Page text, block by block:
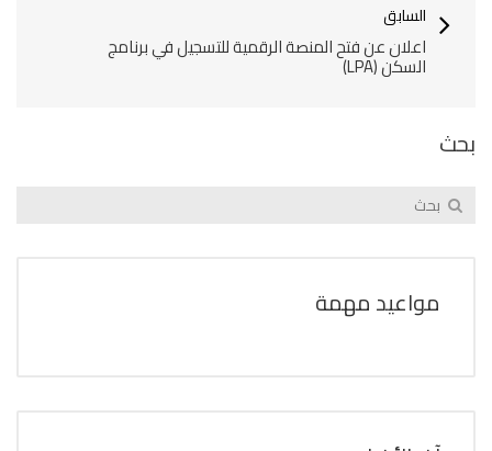
السابق
اعلان عن فتح المنصة الرقمية للتسجيل في برنامج
السكن (LPA)
بحث
مواعيد مهمة